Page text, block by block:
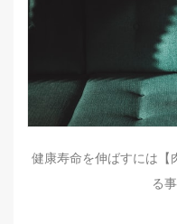
健康寿命を伸ばすには【
る